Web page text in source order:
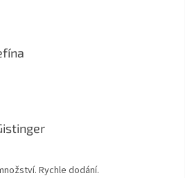
obchodu je 5 z 5 hvězdiček.
obchodu je 5 z 5 hvězdiček.
Rychle dodání.